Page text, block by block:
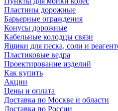
Пластины дорожные
Барьерные ограждения
Конусы дорожные
Кабельные колодцы связи
Ящики для песка, соли и
Пластиковые ведра
Проектирование изделий
Как купить
Акции
Цены и оплата
Доставка по Москве и области
Доставка по России